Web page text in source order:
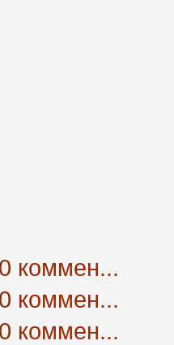
коммен...
коммен...
коммен...